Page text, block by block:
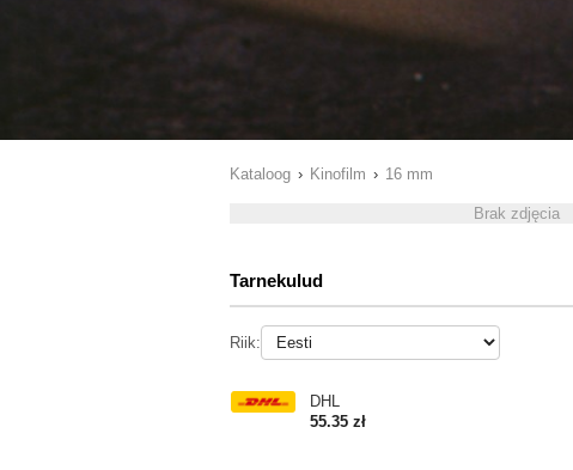
Kataloog › Kinofilm › 16 mm
Brak zdjęcia
Tarnekulud
Riik:
DHL
55.35 zł